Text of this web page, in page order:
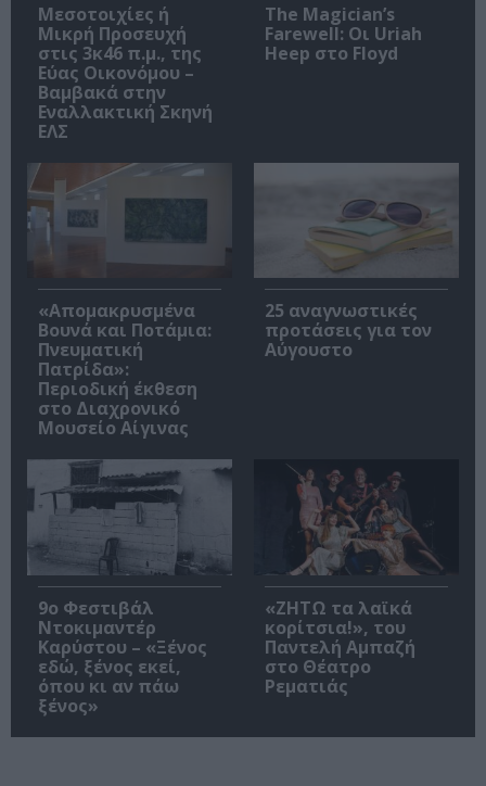
Μεσοτοιχίες ή
Μικρή Προσευχή
στις 3κ46 π.μ., της
Εύας Οικονόμου –
Βαμβακά στην
Εναλλακτική Σκηνή
ΕΛΣ
The Magician’s
Farewell: Οι Uriah
Heep στο Floyd
«Απομακρυσμένα
Βουνά και Ποτάμια:
Πνευματική
Πατρίδα»:
Περιοδική έκθεση
στο Διαχρονικό
Μουσείο Αίγινας
25 αναγνωστικές
προτάσεις για τον
Αύγουστο
9ο Φεστιβάλ
Ντοκιμαντέρ
Καρύστου – «Ξένος
εδώ, ξένος εκεί,
όπου κι αν πάω
ξένος»
«ΖΗΤΩ τα λαϊκά
κορίτσια!», του
Παντελή Αμπαζή
στο Θέατρο
Ρεματιάς